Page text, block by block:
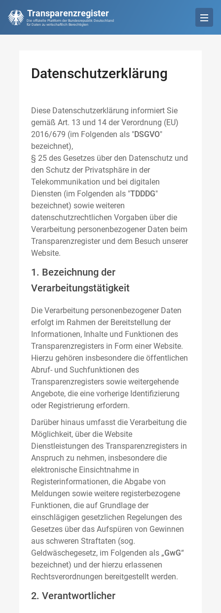
Transparenzregister
Die offizielle Plattform der Bundesrepublik Deutschland
für Daten zu wirtschaftlich Berechtigten
Datenschutzerklärung
Diese Datenschutzerklärung informiert Sie
gemäß Art. 13 und 14 der Verordnung (EU)
2016/679 (im Folgenden als "DSGVO"
bezeichnet),
§ 25 des Gesetzes über den Datenschutz und
den Schutz der Privatsphäre in der
Telekommunikation und bei digitalen
Diensten (im Folgenden als "TDDDG"
bezeichnet) sowie weiteren
datenschutzrechtlichen Vorgaben über die
Verarbeitung personenbezogener Daten beim
Transparenzregister und dem Besuch unserer
Website.
1. Bezeichnung der
Verarbeitungstätigkeit
Die Verarbeitung personenbezogener Daten
erfolgt im Rahmen der Bereitstellung der
Informationen, Inhalte und Funktionen des
Transparenzregisters in Form einer Website.
Hierzu gehören insbesondere die öffentlichen
Abruf- und Suchfunktionen des
Transparenzregisters sowie weitergehende
Angebote, die eine vorherige Identifizierung
oder Registrierung erfordern.
Darüber hinaus umfasst die Verarbeitung die
Möglichkeit, über die Website
Dienstleistungen des Transparenzregisters in
Anspruch zu nehmen, insbesondere die
elektronische Einsichtnahme in
Registerinformationen, die Abgabe von
Meldungen sowie weitere registerbezogene
Funktionen, die auf Grundlage der
einschlägigen gesetzlichen Regelungen des
Gesetzes über das Aufspüren von Gewinnen
aus schweren Straftaten (sog.
Geldwäschegesetz, im Folgenden als „GwG“
bezeichnet) und der hierzu erlassenen
Rechtsverordnungen bereitgestellt werden.
2. Verantwortlicher